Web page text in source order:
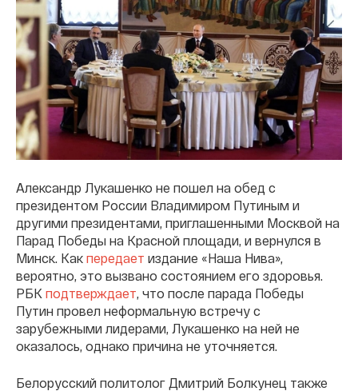
Александр Лукашенко не пошел на обед с
президентом России Владимиром Путиным и
другими президентами, приглашенными Москвой на
Парад Победы на Красной площади, и вернулся в
Минск. Как передает издание «Наша Нива»,
вероятно, это вызвано состоянием его здоровья.
РБК подтверждает , что после парада Победы
Путин провел неформальную встречу с
зарубежными лидерами, Лукашенко на ней не
оказалось, однако причина не уточняется.
Белорусский политолог Дмитрий Болкунец также